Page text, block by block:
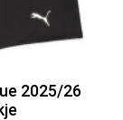
2025/26